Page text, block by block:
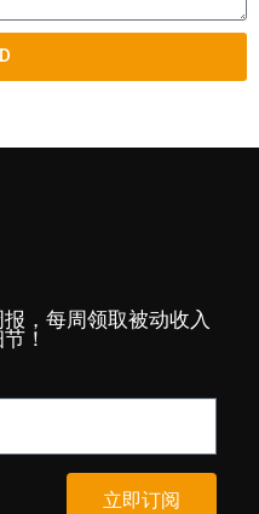
，每周领取被动收入
！
立即订阅